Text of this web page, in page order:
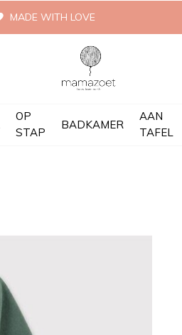
OP
STAP
BADKAMER
AAN
TAFEL
MADE WITH LOVE